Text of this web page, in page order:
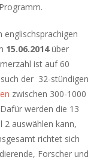
englischsprachigen
15.06.2014über
ist auf 60
der 32-stündigen
zwischen 300-1000
werden die 13
2 auswählen kann,
richtet sich
Forscher und